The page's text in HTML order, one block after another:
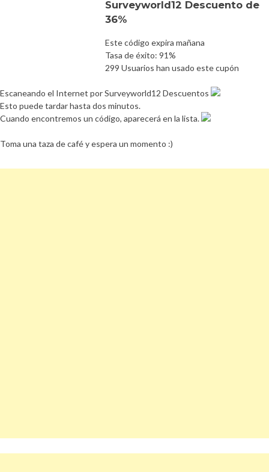
Surveyworld12 Descuento de
36%
Este código expira mañana
Tasa de éxito: 91%
299 Usuarios han usado este cupón
Escaneando el Internet por Surveyworld12 Descuentos
Esto puede tardar hasta dos minutos.
Cuando encontremos un código, aparecerá en la lista.
Toma una taza de café y espera un momento :)